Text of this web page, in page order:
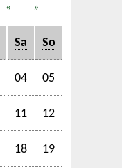
« »
Sa So
04 05
11 12
18 19